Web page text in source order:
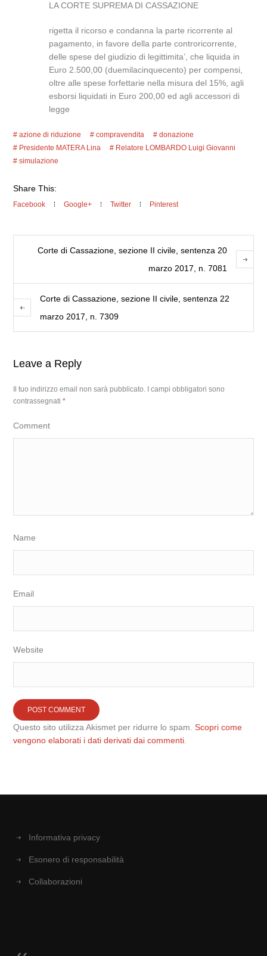
LA CORTE SUPREMA DI CASSAZIONE
rigetta il ricorso e condanna la parte ricorrente al
pagamento, in favore della parte controricorrente,
delle spese del giudizio di legittimita’, che liquida in
Euro 2.500,00 (duemilacinquecento) per compensi,
oltre alle spese forfettarie nella misura del 15%, agli
esborsi liquidati in Euro 200,00 ed agli accessori di
legge
azione di riduzione compravendita
donazione
Presidente MATERA Lina
Relatore LOMBARDO Luigi Giovanni
simulazione
Share This:
Facebook Google+ Twitter Pinterest
Corte di Cassazione, sezione II civile, sentenza 20
marzo 2017, n. 7081
Corte di Cassazione, sezione II civile, sentenza 22
marzo 2017, n. 7309
Leave a Reply
Il tuo indirizzo email non sarà pubblicato.
I campi obbligatori sono
contrassegnati*
Comment
Name
Email
Website
Questo sito utilizza Akismet per ridurre lo spam.Scopri come
vengono elaborati i dati derivati dai commenti
Informativa privacy
Esonero di responsabilità
Collaborazioni